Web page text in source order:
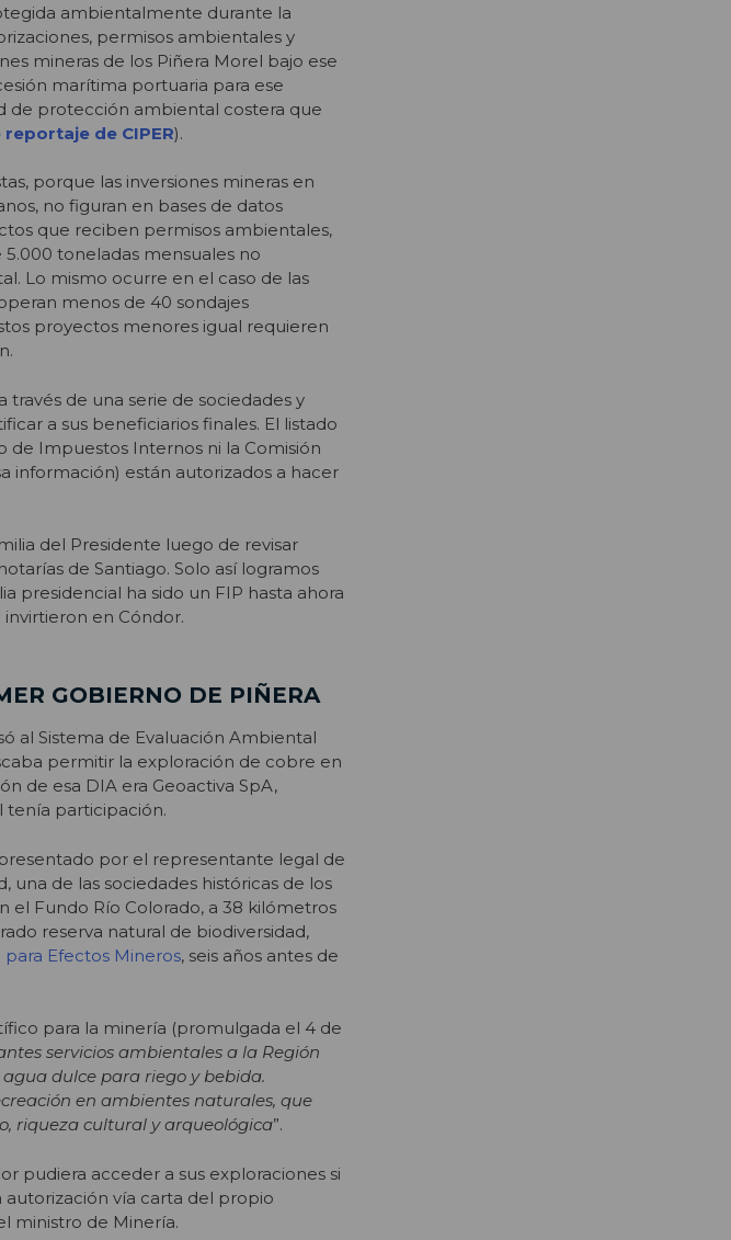
ambientalmente durante la
permisos ambientales y
mineras de los Piñera Morel bajo ese
marítima portuaria para ese
de protección ambiental costera que
de CIPER).
porque las inversiones mineras en
no figuran en bases de datos
que reciben permisos ambientales,
toneladas mensuales no
Lo mismo ocurre en el caso de las
menos de 40 sondajes
proyectos menores igual requieren
de una serie de sociedades y
a sus beneficiarios finales. El listado
de Impuestos Internos ni la Comisión
información) están autorizados a hacer
del Presidente luego de revisar
de Santiago. Solo así logramos
presidencial ha sido un FIP hasta ahora
en Cóndor.
GOBIERNO DE PIÑERA
al Sistema de Evaluación Ambiental
permitir la exploración de cobre en
de esa DIA era Geoactiva SpA,
tenía participación.
por el representante legal de
una de las sociedades históricas de los
el Fundo Río Colorado, a 38 kilómetros
reserva natural de biodiversidad,
Efectos Mineros, seis años antes de
para la minería (promulgada el 4 de
servicios ambientales a la Región
dulce para riego y bebida.
en ambientes naturales, que
riqueza cultural y arqueológica”.
pudiera acceder a sus exploraciones si
vía carta del propio
ministro de Minería.